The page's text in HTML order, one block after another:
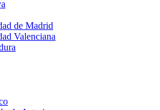
de Madrid
Valenciana